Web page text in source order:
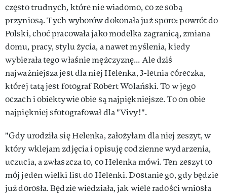
często trudnych, które nie wiadomo, co ze sobą
przyniosą. Tych wyborów dokonała już sporo: powrót do
Polski, choć pracowała jako modelka zagranicą, zmiana
domu, pracy, stylu życia, a nawet myślenia, kiedy
wybierała tego właśnie mężczyznę... Ale dziś
najważniejsza jest dla niej Helenka, 3-letnia córeczka,
której tatą jest fotograf Robert Wolański. To w jego
oczach i obiektywie obie są najpiękniejsze. To on obie
najpiękniej sfotografował dla "Vivy!".
"Gdy urodziła się Helenka, założyłam dla niej zeszyt, w
który wklejam zdjęcia i opisuję codzienne wydarzenia,
uczucia, a zwłaszcza to, co Helenka mówi. Ten zeszyt to
mój jeden wielki list do Helenki. Dostanie go, gdy będzie
już dorosła. Będzie wiedziała, jak wiele radości wniosła